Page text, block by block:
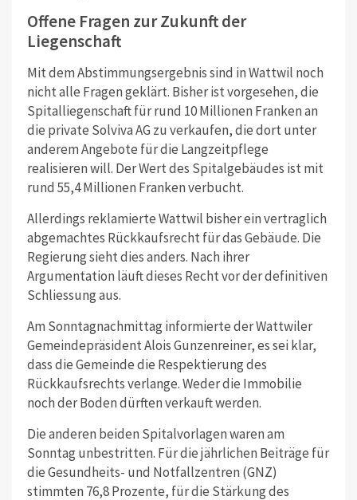
Offene Fragen zur Zukunft der
Liegenschaft
Mit dem Abstimmungsergebnis sind in Wattwil noch
nicht alle Fragen geklärt. Bisher ist vorgesehen, die
Spitalliegenschaft für rund 10 Millionen Franken an
die private Solviva AG zu verkaufen, die dort unter
anderem Angebote für die Langzeitpflege
realisieren will. Der Wert des Spitalgebäudes ist mit
rund 55,4 Millionen Franken verbucht.
Allerdings reklamierte Wattwil bisher ein vertraglich
abgemachtes Rückkaufsrecht für das Gebäude. Die
Regierung sieht dies anders. Nach ihrer
Argumentation läuft dieses Recht vor der definitiven
Schliessung aus.
Am Sonntagnachmittag informierte der Wattwiler
Gemeindepräsident Alois Gunzenreiner, es sei klar,
dass die Gemeinde die Respektierung des
Rückkaufsrechts verlange. Weder die Immobilie
noch der Boden dürften verkauft werden.
Die anderen beiden Spitalvorlagen waren am
Sonntag unbestritten. Für die jährlichen Beiträge für
die Gesundheits- und Notfallzentren (GNZ)
stimmten 76,8 Prozente, für die Stärkung des